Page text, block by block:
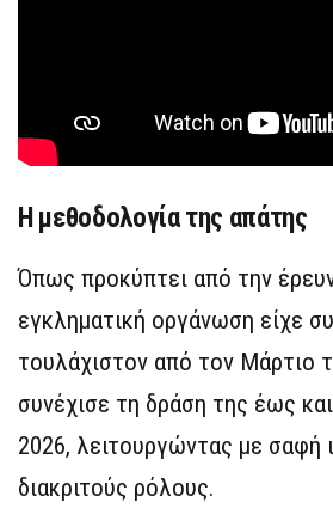
Η μεθοδολογία της απάτης
Όπως προκύπτει από την
εγκληματική οργάνωση είχε
τουλάχιστον από τον Μάρτιο
συνέχισε τη δράση της έως
2026, λειτουργώντας με σαφή
διακριτούς ρόλους.